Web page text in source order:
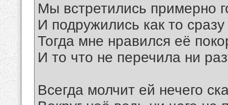
Мы встретились примерно
И подружились как то сразу
Тогда мне нравился её
И то что не перечила ни
Всегда молчит ей нечего